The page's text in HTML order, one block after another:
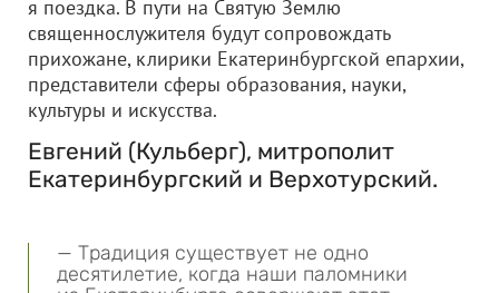
я поездка. В пути на Святую Землю
священнослужителя будут сопровождать
прихожане, клирики Екатеринбургской епархии,
представители сферы образования, науки,
культуры и искусства.
Евгений (Кульберг), митрополит
Екатеринбургский и Верхотурский.
— Традиция существует не одно
десятилетие, когда наши паломники